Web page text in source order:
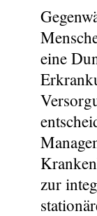
eine
zur